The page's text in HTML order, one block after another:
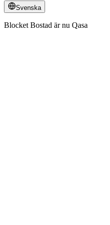
Svenska
Blocket Bostad är nu Qasa